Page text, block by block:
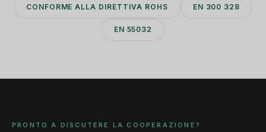
CONFORME ALLA DIRETTIVA ROHS EN 300 328
EN 55032
PRONTO A DISCUTERE LA COOPERAZIONE?